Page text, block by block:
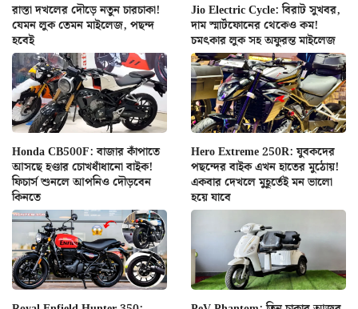
রাস্তা দখলের দৌড়ে নতুন চারচাকা!
যেমন লুক তেমন মাইলেজ, পছন্দ
হবেই
Jio Electric Cycle: বিরাট সুখবর,
দাম স্মার্টফোনের থেকেও কম!
চমৎকার লুক সহ অফুরন্ত মাইলেজ
Honda CB500F: বাজার কাঁপাতে
আসছে হণ্ডার চোখধাঁধানো বাইক!
ফিচার্স শুনলে আপনিও দৌড়বেন
কিনতে
Hero Extreme 250R: যুবকদের
পছন্দের বাইক এখন হাতের মুঠোয়!
একবার দেখলে মুহূর্তেই মন ভালো
হয়ে যাবে